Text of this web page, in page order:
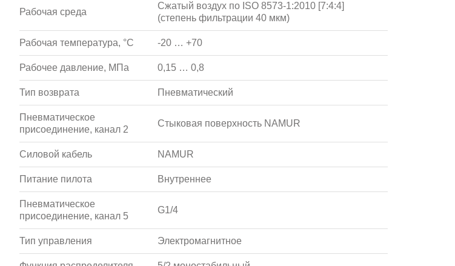
Рабочая среда
Сжатый воздух по ISO 8573-1:2010 [7:4:4]
(степень фильтрации 40 мкм)
Рабочая температура, °С -20 … +70
Рабочее давление, МПа 0,15 … 0,8
Тип возврата Пневматический
Пневматическое
присоединение, канал 2
Стыковая поверхность NAMUR
Силовой кабель NAMUR
Питание пилота Внутреннее
Пневматическое
присоединение, канал 5
G1/4
Тип управления Электромагнитное